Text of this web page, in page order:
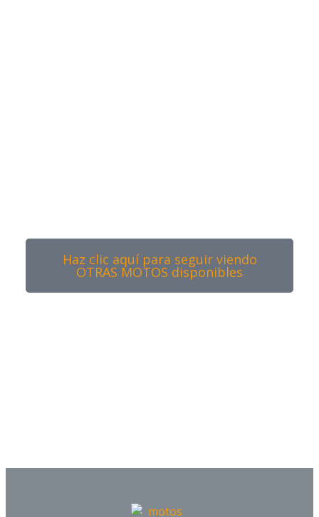
Haz clic aquí para seguir viendo
OTRAS MOTOS disponibles